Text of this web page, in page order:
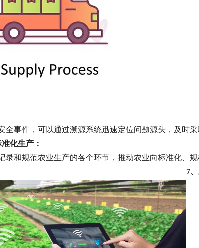
全事件，可以通过溯源系统迅速定位问题源头，及时采
化生产：
录和规范农业生产的各个环节，推动农业向标准化、规
7